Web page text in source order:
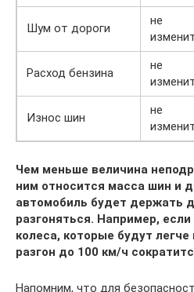
Шум от дороги
не
Расход бензина
не
Износ шин
не
Чем меньше величина
ним относится масса шин и
автомобиль будет держать
разгоняться. Например,
колеса, которые будут
разгон до 100 км/ч
Напомним, что для